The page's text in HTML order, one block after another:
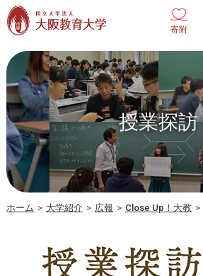
本文へ
寄附
授業探訪
ホーム > 大学紹介 > 広報 > Close Up！大教 >